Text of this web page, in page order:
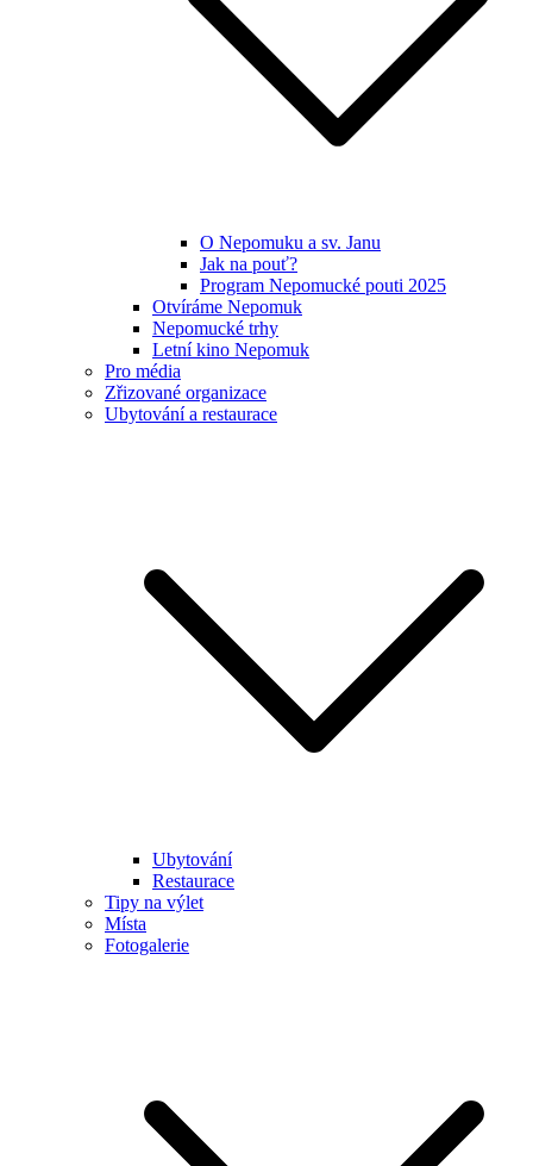
O Nepomuku a sv. Janu
Jak na pouť?
Program Nepomucké pouti 2025
Otvíráme Nepomuk
Nepomucké trhy
Letní kino Nepomuk
Pro média
Zřizované organizace
Ubytování a restaurace
Ubytování
Restaurace
Tipy na výlet
Místa
Fotogalerie